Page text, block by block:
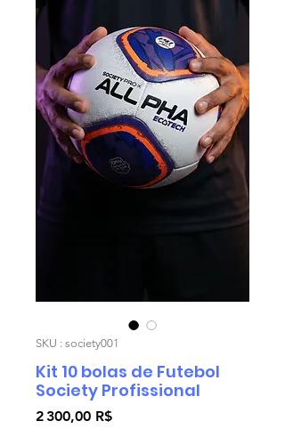
SKU : society001
Kit 10 bolas de Futebol
Society Profissional
2 300,00 R$Prix